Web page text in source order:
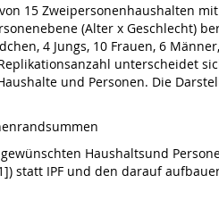
15 Zweipersonenhaushalten
(Alter x Geschlecht)
4 Jungs, 10 Frauen, 6
unterscheidet
und Personen. Die
Haushaltsund
statt IPF und den darauf